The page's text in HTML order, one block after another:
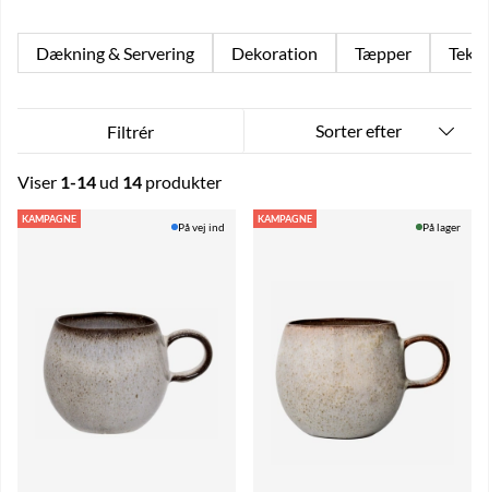
Dækning & Servering Dekoration Tæpper
Filtrér Sorter efter
Viser 1-14 ud 14 produkter
Produkter
KAMPAGNE
På vej ind
KAMPAGNE
På lager